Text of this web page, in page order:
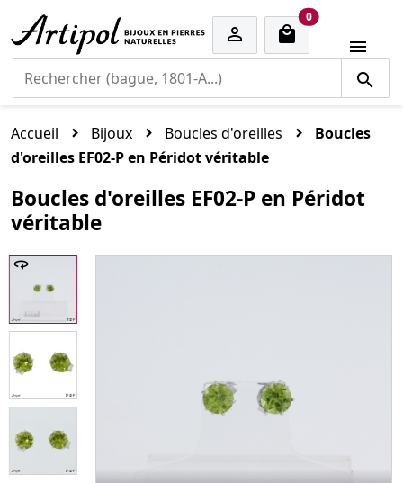

0cart items

Accueil Bijoux Boucles d'oreilles
Boucles
d'oreilles EF02-P en Péridot véritable
Boucles d'oreilles EF02-P en Péridot
véritable